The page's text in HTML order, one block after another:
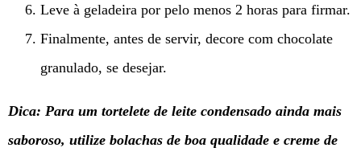
Leve à geladeira por pelo menos 2 horas para firmar.
Finalmente, antes de servir, decore com chocolate
granulado, se desejar.
Dica: Para um tortelete de leite condensado ainda mais
saboroso, utilize bolachas de boa qualidade e creme de